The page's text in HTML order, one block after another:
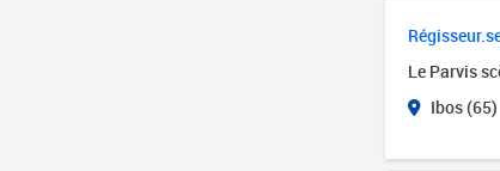
Le Parvis
Ibos (65)